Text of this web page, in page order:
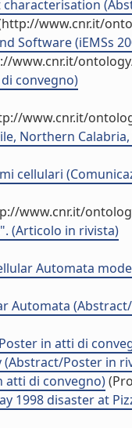
www.cnr.it/
Software (iEMSs
www.cnr.it/
convegno)
www.cnr.it/
Northern
cellulari
www.cnr.it/
(Articolo in rivista)
Automata
Automata
in atti di
(Abstract/Poster in
atti di convegno)
disaster at